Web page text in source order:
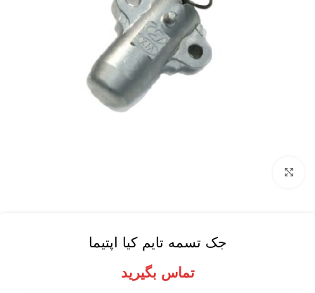
جک تسمه تایم کیا اپتیما
تماس بگیرید